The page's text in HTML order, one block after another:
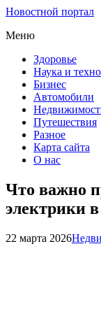
Новостной портал
Меню
Здоровье
Наука и
Бизнес
Автомобили
Путешествия
Разное
Карта сайта
О нас
Что важно
электрики
22 марта 2026